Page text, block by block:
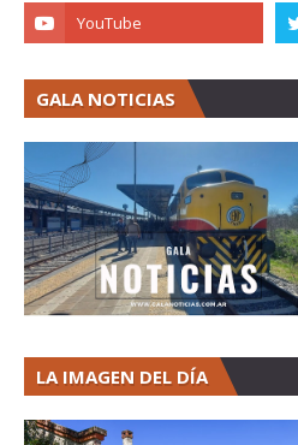
GALA NOTICIAS
LA IMAGEN DEL DÍA